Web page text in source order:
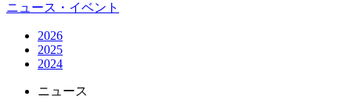
ニュース・イベント
2026
2025
2024
ニュース